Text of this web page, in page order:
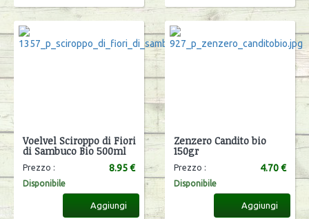
Voelvel Sciroppo di Fiori
di Sambuco Bio 500ml
Prezzo : 8.95 €
Disponibile
Aggiungi
Zenzero Candito bio
150gr
Prezzo : 4.70 €
Disponibile
Aggiungi